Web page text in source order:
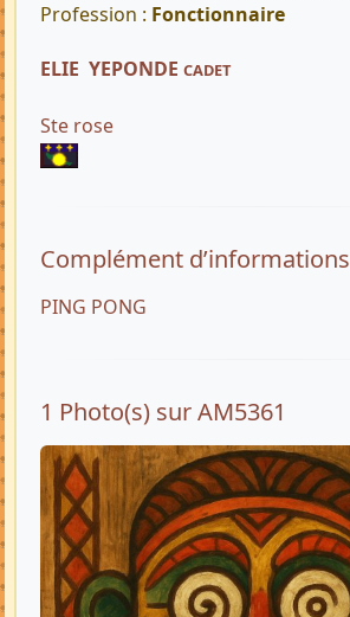
Profession : Fonctionnaire
ELIE YEPONDE CADET
Ste rose
Complément d’informations
PING PONG
1 Photo(s) sur AM5361